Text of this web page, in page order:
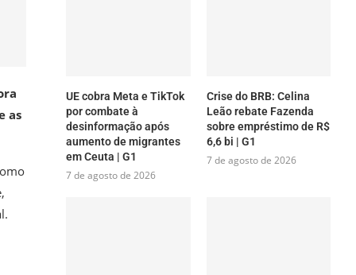
as
UE cobra Meta e TikTok
por combate à
desinformação após
aumento de migrantes
em Ceuta | G1
7 de agosto de 2026
Crise do BRB: Celina
Leão rebate Fazenda
sobre empréstimo de R$
6,6 bi | G1
7 de agosto de 2026